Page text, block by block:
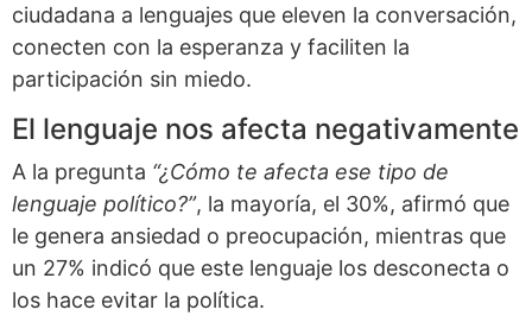
ciudadana a lenguajes que eleven la conversación,
conecten con la esperanza y faciliten la
participación sin miedo.
El lenguaje nos afecta negativamente
A la pregunta “¿Cómo te afecta ese tipo de
lenguaje político?”, la mayoría, el 30%, afirmó que
le genera ansiedad o preocupación, mientras que
un 27% indicó que este lenguaje los desconecta o
los hace evitar la política.